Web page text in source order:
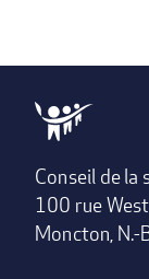
Conseil de la
100 rue
Moncton, N.-